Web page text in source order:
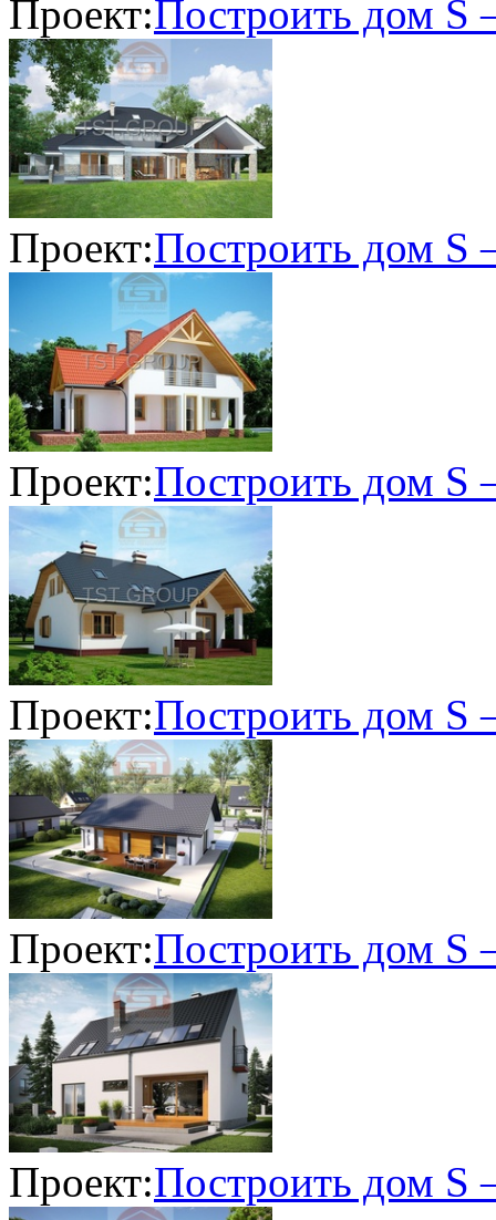
Проект:Построить дом
Проект:Построить дом
Проект:Построить дом
Проект:Построить дом
Проект:Построить дом
Проект:Построить дом